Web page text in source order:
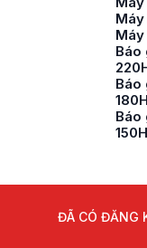
Báo
Báo
Báo
ĐÃ CÓ ĐĂNG